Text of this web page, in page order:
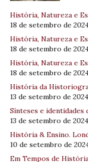
História, Natureza e
18 de setembro de
História, Natureza e
18 de setembro de
História, Natureza e
18 de setembro de
História da
13 de setembro de 2024
Sínteses e identidades
13 de setembro de 2024
História & Ensino.
10 de setembro de
Em Tempos de